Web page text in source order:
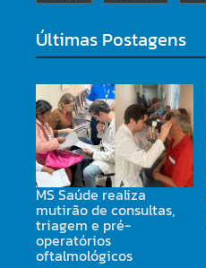
Últimas Postagens
MS Saúde realiza
mutirão de consultas,
triagem e pré-
operatórios
oftalmológicos